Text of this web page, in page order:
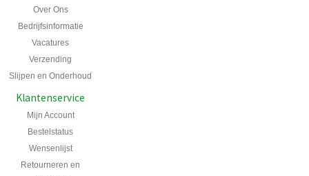
Over Ons
Bedrijfsinformatie
Vacatures
Verzending
Slijpen en Onderhoud
Klantenservice
Mijn Account
Bestelstatus
Wensenlijst
Retourneren en